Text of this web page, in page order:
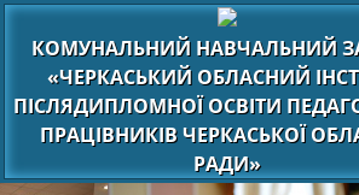
КОМУНАЛЬНИЙ НАВЧАЛЬНИЙ
«ЧЕРКАСЬКИЙ ОБЛАСНИЙ
ПІСЛЯДИПЛОМНОЇ ОСВІТИ
ПРАЦІВНИКІВ ЧЕРКАСЬКОЇ
РАДИ»